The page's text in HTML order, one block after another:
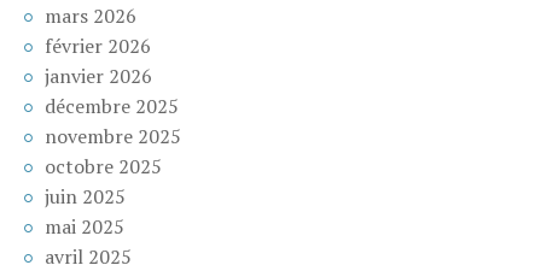
mars 2026
février 2026
janvier 2026
décembre 2025
novembre 2025
octobre 2025
juin 2025
mai 2025
avril 2025